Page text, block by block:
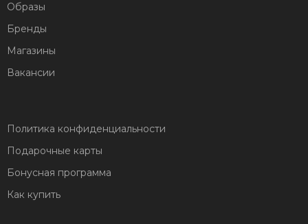
Образы
Бренды
Магазины
Вакансии
Политика конфиденциальности
Подарочные карты
Бонусная программа
Как купить